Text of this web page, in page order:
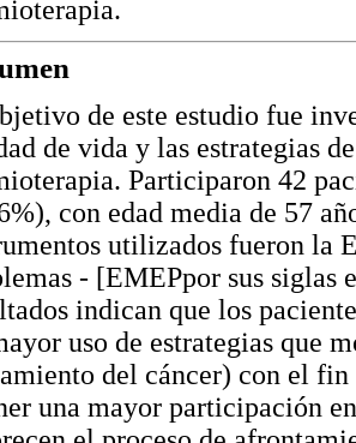
de este estudio fue
de vida y las estrategias
Participaron 42
con edad media de 57
utilizados fueron la
- [EMEPpor sus
indican que los
uso de estrategias que
del cáncer) con el
una mayor participación